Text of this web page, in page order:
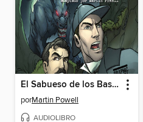
El Sabueso de los Baskerville
porMartin Powell
AUDIOLIBRO